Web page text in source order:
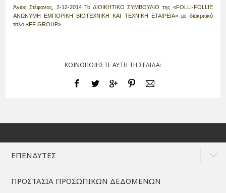
Άγιος Στέφανος, 2-12-2014 Το ΔΙΟΙΚΗΤΙΚΟ ΣΥΜΒΟΥΛΙΟ της «FOLLI-FOLLIE
ΑΝΩΝΥΜΗ ΕΜΠΟΡΙΚΗ ΒΙΟΤΕΧΝΙΚΗ ΚΑΙ ΤΕΧΝΙΚΗ ΕΤΑΙΡΕΙΑ» με διακριτικό
τίτλο «FF GROUP»
ΚΟΙΝΟΠΟΙΗΣΤΕ ΑΥΤΗ ΤΗ ΣΕΛΙΔΑ:
ΕΠΕΝΔΥΤΕΣ
ΠΡΟΣΤΑΣΙΑ ΠΡΟΣΩΠΙΚΩΝ ΔΕΔΟΜΕΝΩΝ